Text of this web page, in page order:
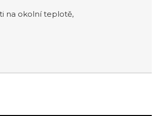
na okolní teplotě,